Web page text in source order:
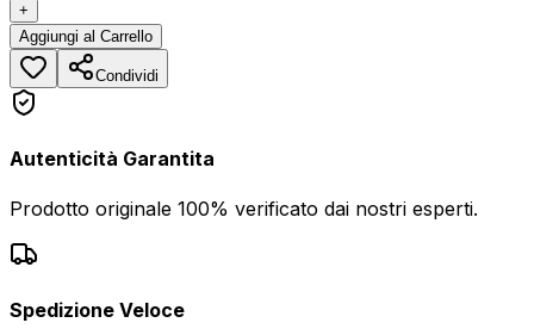
+
Aggiungi al Carrello
Condividi
Autenticità Garantita
Prodotto originale 100% verificato dai nostri esperti.
Spedizione Veloce